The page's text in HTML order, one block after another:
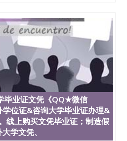
）澳洲读书未毕业找人做
澳洲读CQU中央昆士兰大
书/澳洲读本科硕士做文凭/购
假文凭学历
澳洲读书未毕
551190476澳洲读CQU中央
购买学位证书/澳洲读本科硕
业证成绩单假文凭学历办
凭《QQ★微信551190476》
学毕业证办理&留学回国补办
毕业证；制造假国外大学文
毕业证明书、结业证、录取
明、雅思托福成绩单TU Berlin
毕业证文凭《QQ★微信
位证&咨询大学毕业证办理&
线上购买文凭毕业证；制造假
学文凭、